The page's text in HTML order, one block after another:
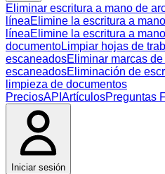
Eliminar escritura a mano de
líneaElimine la escritura a
líneaElimine la escritura a
documentoLimpiar hojas de
escaneadosEliminar marcas
escaneadosEliminación de
limpieza de documentos
PreciosAPI ArtículosPreguntas
Iniciar sesión